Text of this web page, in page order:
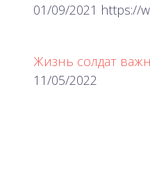
01/09/2021 https://
Жизнь солдат
11/05/2022